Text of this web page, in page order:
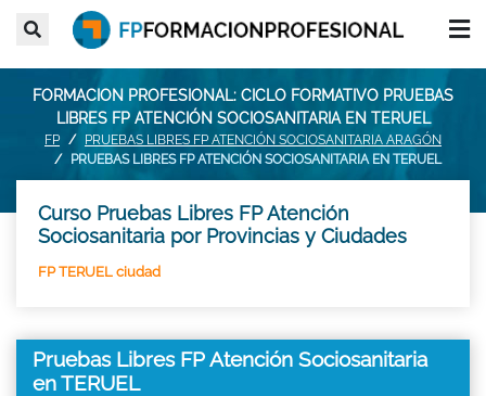
FORMACION PROFESIONAL: CICLO FORMATIVO PRUEBAS
LIBRES FP ATENCIÓN SOCIOSANITARIA EN TERUEL
FP
PRUEBAS LIBRES FP ATENCIÓN SOCIOSANITARIA ARAGÓN
PRUEBAS LIBRES FP ATENCIÓN SOCIOSANITARIA EN TERUEL
Curso Pruebas Libres FP Atención
Sociosanitaria por Provincias y Ciudades
FP TERUEL ciudad
Pruebas Libres FP Atención Sociosanitaria
en TERUEL